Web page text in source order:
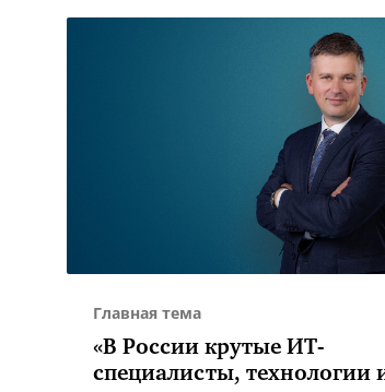
Главная тема
«В России крутые ИТ-
специалисты, технологии